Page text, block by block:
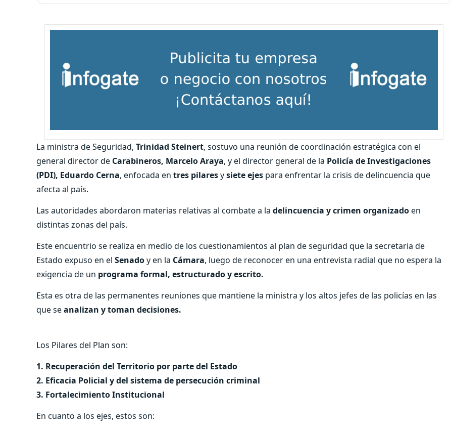
La ministra de Seguridad, Trinidad Steinert, sostuvo una reunión de coordinación estratégica con el
general director de Carabineros, Marcelo Araya, y el director general de la Policía de Investigaciones
(PDI), Eduardo Cerna, enfocada en tres pilaresysiete ejes para enfrentar la crisis de delincuencia que
afecta al país.
Las autoridades abordaron materias relativas al combate a la delincuencia y crimen organizadoen
distintas zonas del país.
Este encuentrio se realiza en medio de los cuestionamientos al plan de seguridad que la secretaria de
Estado expuso en el Senadoy en la Cámara, luego de reconocer en una entrevista radial que no espera la
exigencia de un programa formal, estructurado y escrito.
Esta es otra de las permanentes reuniones que mantiene la ministra y los altos jefes de las policías en las
que seanalizan y toman decisiones.
Los Pilares del Plan son:
1. Recuperación del Territorio por parte del Estado
2. ⁠Eficacia Policial y del sistema de persecución criminal
3. ⁠Fortalecimiento Institucional
En cuanto a los ejes, estos son: